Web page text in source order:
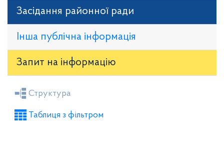
Засідання районної ради
Інша публічна інформація
Запит на iнформацію
Засідання районної ради
Проекти рішень районної ради
Структура
Таблиця з фільтром